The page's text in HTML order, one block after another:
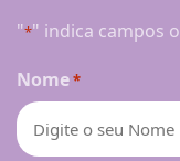
"*" indica campos
Nome*